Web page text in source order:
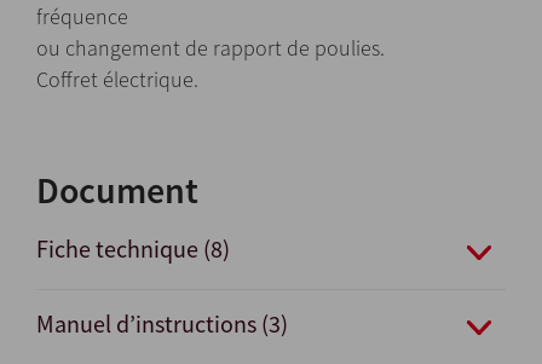
fréquence
ou changement de rapport de poulies.
Coffret électrique.
Document
Fiche technique (8)
Manuel d’instructions (3)